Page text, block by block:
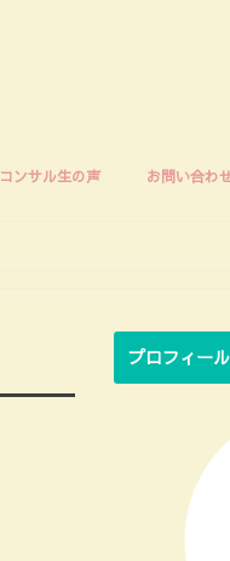
コンサル生の声 お問い合わ
プロフィール